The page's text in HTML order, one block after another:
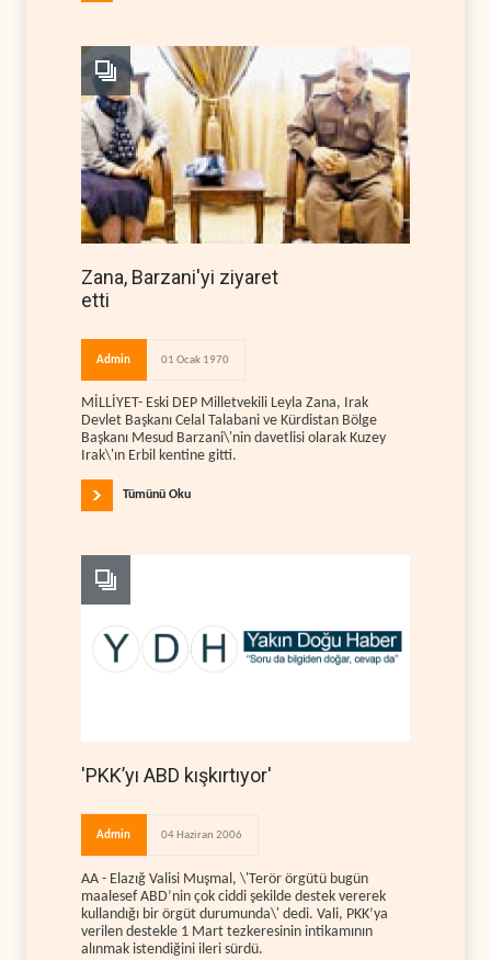
Zana, Barzani'yi ziyaret
etti
Admin 01 Ocak 1970
MİLLİYET- Eski DEP Milletvekili Leyla Zana, Irak
Devlet Başkanı Celal Talabani ve Kürdistan Bölge
Başkanı Mesud Barzani\'nin davetlisi olarak Kuzey
Irak\'ın Erbil kentine gitti.
Tümünü Oku
'PKK’yı ABD kışkırtıyor'
Admin 04 Haziran 2006
AA - Elazığ Valisi Muşmal, \'Terör örgütü bugün
maalesef ABD’nin çok ciddi şekilde destek vererek
kullandığı bir örgüt durumunda\' dedi. Vali, PKK’ya
verilen destekle 1 Mart tezkeresinin intikamının
alınmak istendiğini ileri sürdü.